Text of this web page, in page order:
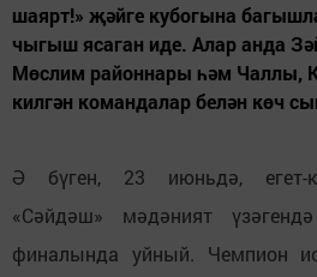
шаярт!» җәйге кубогына
чыгыш ясаган иде. Алар анда
Мөслим районнары һәм Чаллы,
килгән командалар белән көч
Ә бүген, 23 июньдә, егет-
«Сәйдәш» мәдәният
финалында уйный. Чемпион